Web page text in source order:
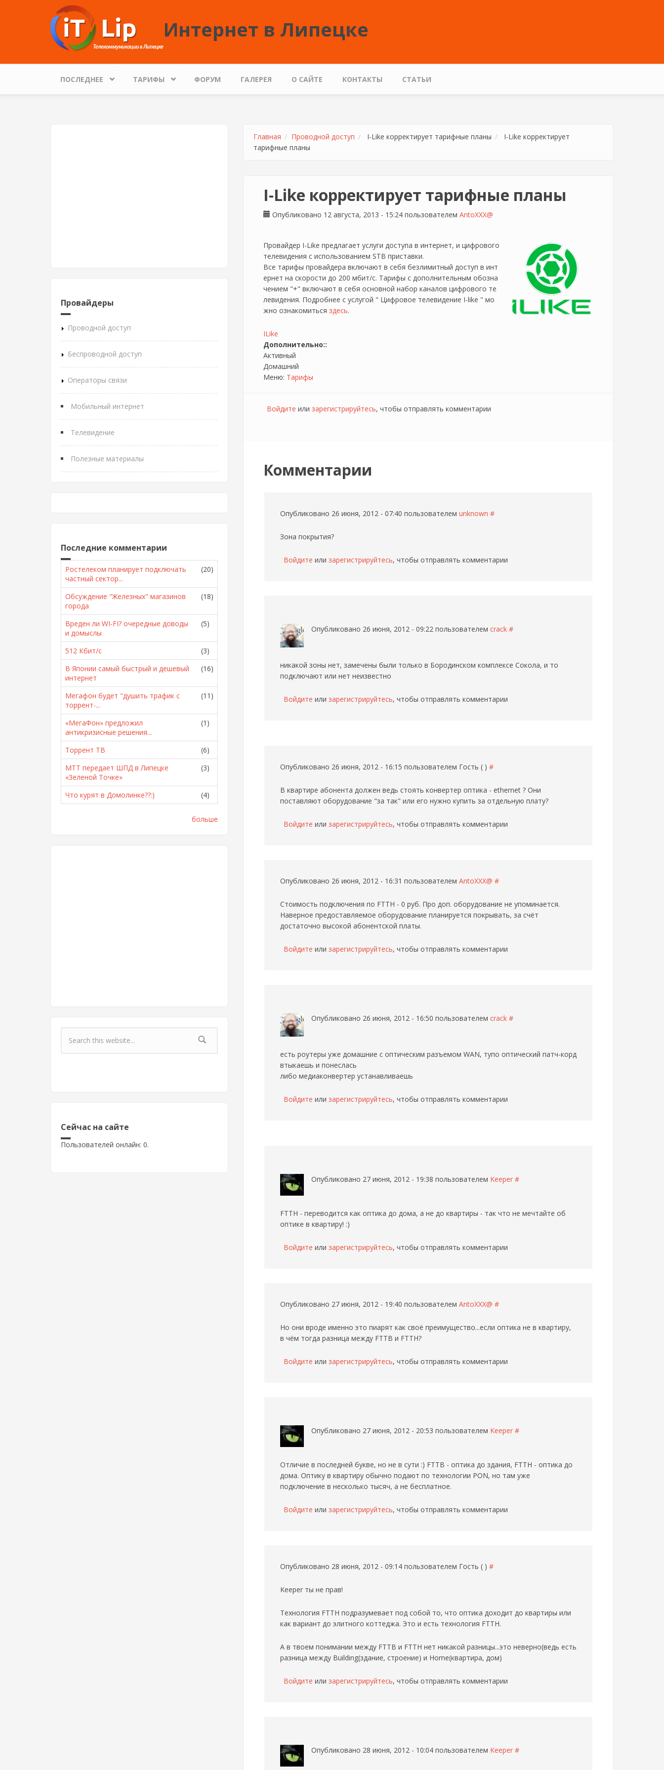
Перейти к основному содержанию
Интернет в Липецке
ПОСЛЕДНЕЕ ТАРИФЫ ФОРУМ ГАЛЕРЕЯ О САЙТЕ КОНТАКТЫ СТАТЬИ
Провайдеры
Проводной доступ
Беспроводной доступ
Операторы связи
Мобильный интернет
Телевидение
Полезные материалы
Последние комментарии
Ростелеком планирует подключать
частный сектор...
(20)
Обсуждение "Железных" магазинов
города
(18)
Вреден ли WI-FI? очередные доводы
и домыслы
(5)
512 Кбит/с
(3)
В Японии самый быстрый и дешевый
интернет
(16)
Мегафон будет "душить трафик с
торрент-...
(11)
«МегаФон» предложил
антикризисные решения...
(1)
Торрент ТВ
(6)
МТТ передает ШПД в Липецке
«Зеленой Точке»
(3)
Что курят в Домолинке??:) (4)
больше
Форма поиска
Сейчас на сайте
Пользователей онлайн: 0.
Главная Проводной доступ I-Like корректирует тарифные планы
I-Like корректирует
тарифные планы
I-Like корректирует тарифные планы
Опубликовано 12 августа, 2013 - 15:24 пользователем AntoXXX@
Провайдер I-Like предлагает услуги доступа в интернет, и цифрового
телевидения с использованием STB приставки.
Все тарифы провайдера включают в себя безлимитный доступ в инт
ернет на скорости до 200 мбит/с. Тарифы с дополнительным обозна
чением "+" включают в себя основной набор каналов цифрового те
левидения. Подробнее с услугой " Цифровое телевидение I-like " мо
жно ознакомиться здесь.
ILike
Дополнительно::
Активный
Домашний
Меню: Тарифы
Войдите или зарегистрируйтесь, чтобы отправлять комментарии
Комментарии
Опубликовано 26 июня, 2012 - 07:40 пользователем unknown #
Зона покрытия?
Войдите или зарегистрируйтесь, чтобы отправлять комментарии
Опубликовано 26 июня, 2012 - 09:22 пользователем crack #
никакой зоны нет, замечены были только в Бородинском комплексе Сокола, и то
подключают или нет неизвестно
Войдите или зарегистрируйтесь, чтобы отправлять комментарии
Опубликовано 26 июня, 2012 - 16:15 пользователем Гость ( ) #
В квартире абонента должен ведь стоять конвертер оптика - ethernet ? Они
поставляют оборудование "за так" или его нужно купить за отдельную плату?
Войдите или зарегистрируйтесь, чтобы отправлять комментарии
Опубликовано 26 июня, 2012 - 16:31 пользователем AntoXXX@ #
Стоимость подключения по FTTH - 0 руб. Про доп. оборудование не упоминается.
Наверное предоставляемое оборудование планируется покрывать, за счёт
достаточно высокой абонентской платы.
Войдите или зарегистрируйтесь, чтобы отправлять комментарии
Опубликовано 26 июня, 2012 - 16:50 пользователем crack #
есть роутеры уже домашние с оптическим разъемом WAN, тупо оптический патч-корд
втыкаешь и понеслась
либо медиаконвертер устанавливаешь
Войдите или зарегистрируйтесь, чтобы отправлять комментарии
Опубликовано 27 июня, 2012 - 19:38 пользователем Keeper #
FTTH - переводится как оптика до дома, а не до квартиры - так что не мечтайте об
оптике в квартиру! :)
Войдите или зарегистрируйтесь, чтобы отправлять комментарии
Опубликовано 27 июня, 2012 - 19:40 пользователем AntoXXX@ #
Но они вроде именно это пиарят как своё преимущество...если оптика не в квартиру,
в чём тогда разница между FTTB и FTTH?
Войдите или зарегистрируйтесь, чтобы отправлять комментарии
Опубликовано 27 июня, 2012 - 20:53 пользователем Keeper #
Отличие в последней букве, но не в сути :) FTTB - оптика до здания, FTTH - оптика до
дома. Оптику в квартиру обычно подают по технологии PON, но там уже
подключение в несколько тысяч, а не бесплатное.
Войдите или зарегистрируйтесь, чтобы отправлять комментарии
Опубликовано 28 июня, 2012 - 09:14 пользователем Гость ( ) #
Keeper ты не прав!
Технология FTTH подразумевает под собой то, что оптика доходит до квартиры или
как вариант до элитного коттеджа. Это и есть технология FTTH.
А в твоем понимании между FTTB и FTTH нет никакой разницы...это неверно(ведь есть
разница между Building(здание, строение) и Home(квартира, дом)
Войдите или зарегистрируйтесь, чтобы отправлять комментарии
Опубликовано 28 июня, 2012 - 10:04 пользователем Keeper #